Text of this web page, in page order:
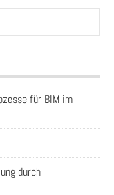
für BIM im
durch